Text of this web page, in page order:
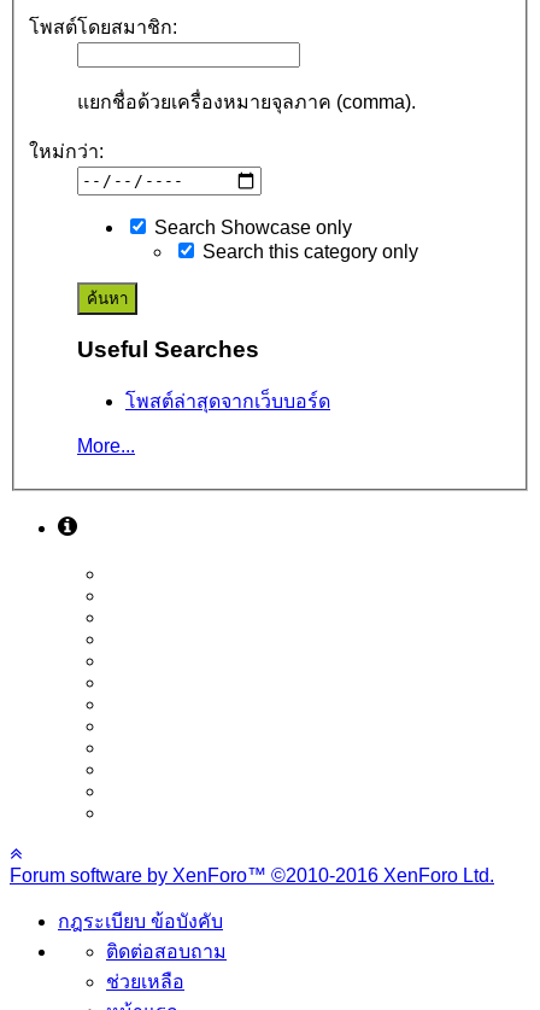
โพสต์โดยสมาชิก:
แยกชื่อด้วยเครื่องหมายจุลภาค (comma).
ใหม่กว่า:
Search Showcase only
Search this category only
Useful Searches
โพสต์ล่าสุดจากเว็บบอร์ด
More...
Forum software by XenForo™ ©2010-2016 XenForo Ltd.
กฎระเบียบ ข้อบังคับ
ติดต่อสอบถาม
ช่วยเหลือ